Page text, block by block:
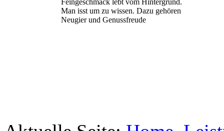
Feingeschmack lebt vom Hintergrund.
Man isst um zu wissen. Dazu gehören
Neugier und Genussfreude
Geheimnisse, die